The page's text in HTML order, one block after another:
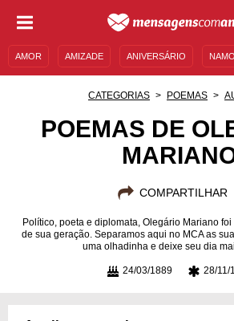
AMOR AMIZADE ANIVERSÁRIO
MENSAGENS DE
CATEGORIAS POEMAS
POEMAS DE
COMPARTILHAR
Político, poeta e diplomata, Olegário Mariano
de sua geração. Separamos aqui no MCA as
uma olhadinha e deixe seu dia
24/03/1889 28/11/